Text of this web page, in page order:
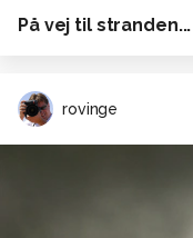
På vej til stranden...
rovinge